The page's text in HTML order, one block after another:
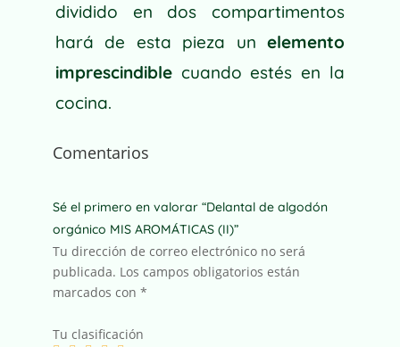
dividido en dos compartimentos
hará de esta pieza un elemento
imprescindiblecuando estés en la
cocina.
Comentarios
Sé el primero en valorar “Delantal de algodón
orgánico MIS AROMÁTICAS (II)”
Tu dirección de correo electrónico no será
publicada. Los campos obligatorios están
marcados con *
Tu clasificación